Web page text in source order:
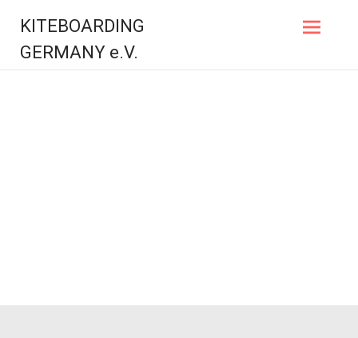
Inhalt
springen
KITEBOARDING
GERMANY e.V.